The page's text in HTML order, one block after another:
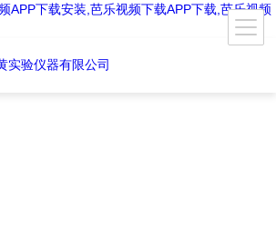
APP下载安装,芭乐视频下载APP下载,芭乐视频